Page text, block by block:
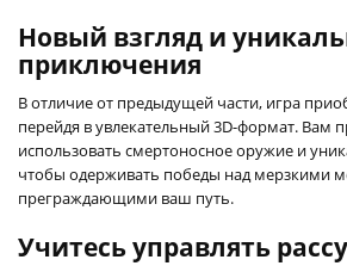
Новый взгляд и
приключения
В отличие от предыдущей части, игра
перейдя в увлекательный 3D-формат. Вам
использовать смертоносное оружие и
чтобы одерживать победы над мерзкими
преграждающими ваш путь.
Учитесь управлять